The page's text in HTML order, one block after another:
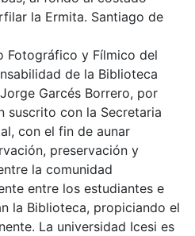
la Ermita. Santiago de
Fotográfico y Fílmico del
de la Biblioteca
Garcés Borrero, por
suscrito con la Secretaria
con el fin de aunar
preservación y
la comunidad
entre los estudiantes e
la Biblioteca, propiciando el
La universidad Icesi es